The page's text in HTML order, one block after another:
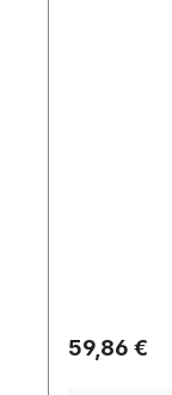
Regulärer
59,86 €